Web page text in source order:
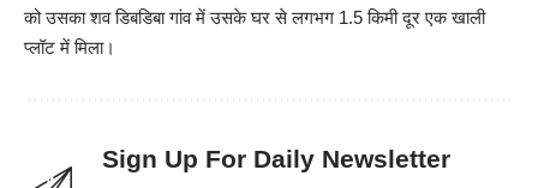
को उसका शव डिबडिबा गांव में उसके घर से लगभग 1.5 किमी दूर एक खाली
प्लॉट में मिला।
Sign Up For Daily Newsletter